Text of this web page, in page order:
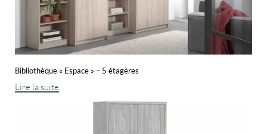
Bibliothèque « Espace » – 5 étagères
Lire la suite